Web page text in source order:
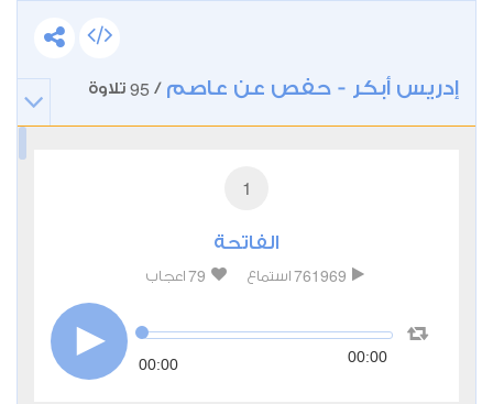
إدريس أبكر - حفص عن عاصم /
95 تلاوة
1
الفاتحة
761969 استماع 79 اعجاب
00:00 00:00